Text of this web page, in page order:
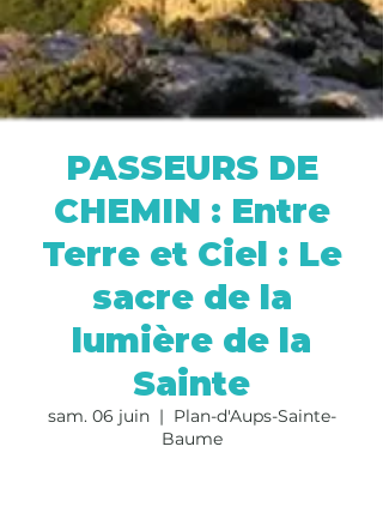
PASSEURS DE
CHEMIN : Entre
Terre et Ciel : Le
sacre de la
lumière de la
Sainte
sam. 06 juin
  |
Plan-d'Aups-Sainte-
Baume